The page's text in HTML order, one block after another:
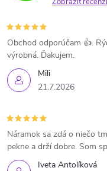
Mili
21.7.2026
Obchod odporúčam 👍.
výrobná. Ďakujem.
Iveta Antolíková
Náramok sa zdá o niečo
pekne a drží dobre. Som